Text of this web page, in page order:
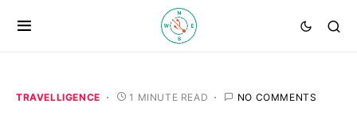
TRAVELLIGENCE 1 MINUTE READ NO COMMENTS